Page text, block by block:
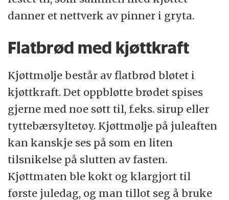
danner et nettverk av pinner i gryta.
Flatbrød med kjøttkraft
Kjøttmølje består av flatbrød bløtet i
kjøttkraft. Det oppbløtte brødet spises
gjerne med noe søtt til, f.eks. sirup eller
tyttebærsyltetøy. Kjøttmølje på juleaften
kan kanskje ses på som en liten
tilsnikelse på slutten av fasten.
Kjøttmaten ble kokt og klargjort til
første juledag, og man tillot seg å bruke